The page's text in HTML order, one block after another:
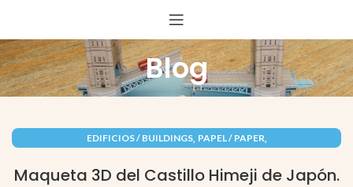
Blog
EDIFICIOS / BUILDINGS, PAPEL / PAPER,
Maqueta 3D del Castillo Himeji de Japón.